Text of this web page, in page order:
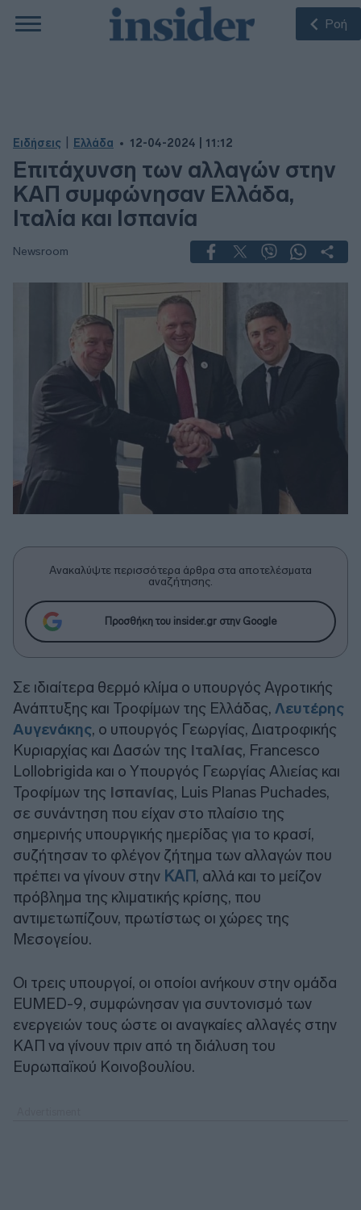
Ροή
Ειδήσεις Ελλάδα 12-04-2024 | 11:12
Επιτάχυνση των αλλαγών στην
ΚΑΠ συμφώνησαν Ελλάδα,
Ιταλία και Ισπανία
Newsroom
Ανακαλύψτε περισσότερα άρθρα στα αποτελέσματα
αναζήτησης.
Προσθήκη του insider.gr στην Google
Σε ιδιαίτερα θερμό κλίμα ο υπουργός Αγροτικής
Ανάπτυξης και Τροφίμων της Ελλάδας, Λευτέρης
Αυγενάκης, ο υπουργός Γεωργίας, Διατροφικής
Κυριαρχίας και Δασών της Ιταλίας, Francesco
Lollobrigida και ο Υπουργός Γεωργίας Αλιείας και
Τροφίμων της Ισπανίας, Luis Planas Puchades,
σε συνάντηση που είχαν στο πλαίσιο της
σημερινής υπουργικής ημερίδας για το κρασί,
συζήτησαν το φλέγον ζήτημα των αλλαγών που
πρέπει να γίνουν στην ΚΑΠ, αλλά και το μείζον
πρόβλημα της κλιματικής κρίσης, που
αντιμετωπίζουν, πρωτίστως οι χώρες της
Μεσογείου.
Οι τρεις υπουργοί, οι οποίοι ανήκουν στην ομάδα
EUMED-9, συμφώνησαν για συντονισμό των
ενεργειών τους ώστε οι αναγκαίες αλλαγές στην
ΚΑΠ να γίνουν πριν από τη διάλυση του
Ευρωπαϊκού Κοινοβουλίου.